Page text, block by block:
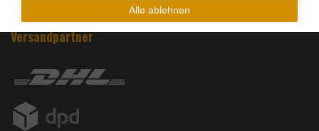
Versandpartner
Alle ablehnen